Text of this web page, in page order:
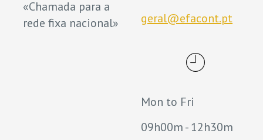
«Chamada para a
rede fixa nacional»
geral@efacont.pt
Mon to Fri
09h00m - 12h30m